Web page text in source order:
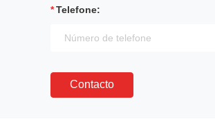
Telefone:
Contacto